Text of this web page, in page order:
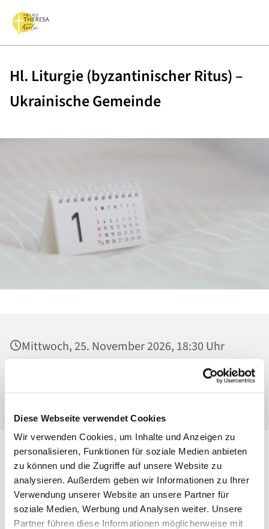
Diese Webseite verwendet Cookies
Wir verwenden Cookies, um Inhalte und Anzeigen zu
personalisieren, Funktionen für soziale Medien anbieten
zu können und die Zugriffe auf unsere Website zu
analysieren. Außerdem geben wir Informationen zu Ihrer
Verwendung unserer Website an unsere Partner für
soziale Medien, Werbung und Analysen weiter. Unsere
Partner führen diese Informationen möglicherweise mit
Hl. Liturgie (byzantinischer Ritus) –
Ukrainische Gemeinde
Mittwoch, 25. November 2026, 18:30 Uhr
Heilig Kreuz, Kirche, Malchower Weg 22-24,
13053 Berlin